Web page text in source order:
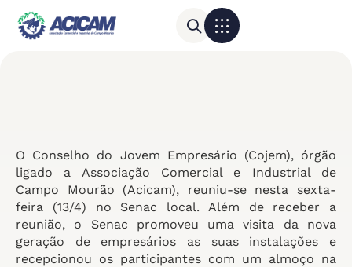
O Conselho do Jovem Empresário (Cojem), órgão
ligado a Associação Comercial e Industrial de
Campo Mourão (Acicam), reuniu-se nesta sexta-
feira (13/4) no Senac local. Além de receber a
reunião, o Senac promoveu uma visita da nova
geração de empresários as suas instalações e
recepcionou os participantes com um almoço na